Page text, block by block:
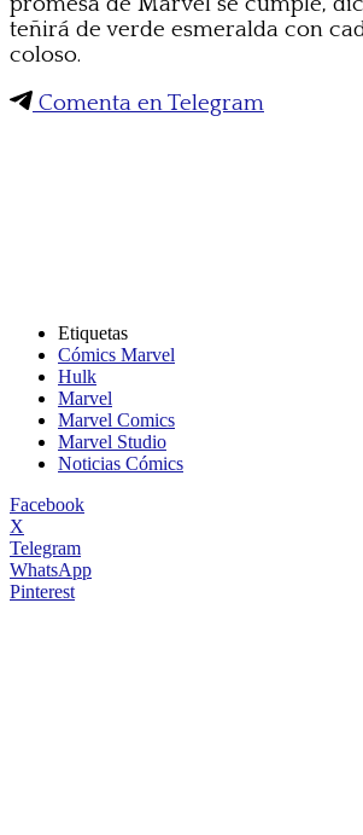
teñirá de verde esmeralda con
coloso.
Comenta en Telegram
Etiquetas
Cómics Marvel
Hulk
Marvel
Marvel Comics
Marvel Studio
Noticias Cómics
Facebook
X
Telegram
WhatsApp
Pinterest